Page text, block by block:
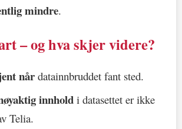
mindre.
– og hva skjer videre?
når datainnbruddet fant sted.
innhold i datasettet er ikke
Telia.